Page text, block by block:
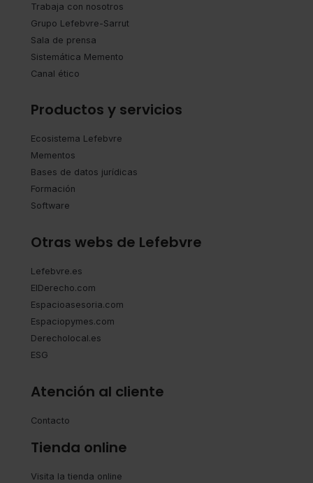
Trabaja con nosotros
Grupo Lefebvre-Sarrut
Sala de prensa
Sistemática Memento
Canal ético
Productos y servicios
Ecosistema Lefebvre
Mementos
Bases de datos jurídicas
Formación
Software
Otras webs de Lefebvre
Lefebvre.es
ElDerecho.com
Espacioasesoria.com
Espaciopymes.com
Derecholocal.es
ESG
Atención al cliente
Contacto
Tienda online
Visita la tienda online